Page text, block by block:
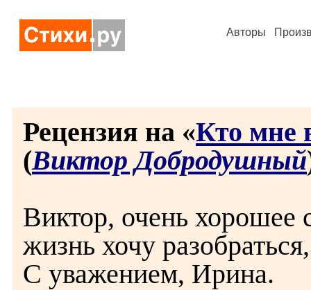
Авторы
Рецензия на «Кто мне
(Виктор Добродушный
Виктор, очень хорошее
жизнь хочу
С уважением, Ирина.